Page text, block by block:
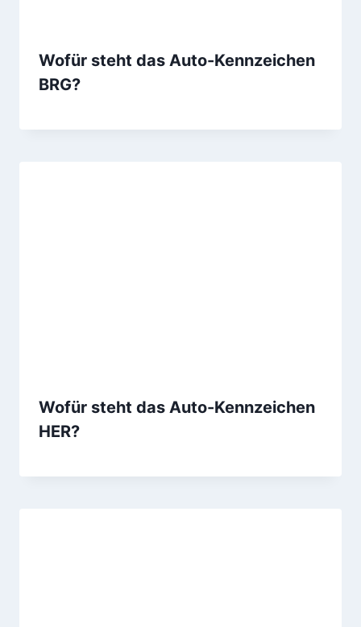
Wofür steht das Auto-Kennzeichen
BRG?
Wofür steht das Auto-Kennzeichen
HER?